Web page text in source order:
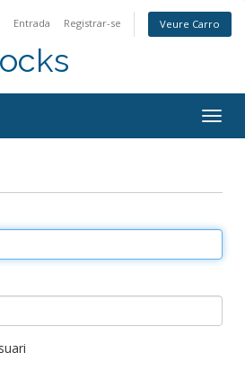
Entrada Registrar-se Veure Carro